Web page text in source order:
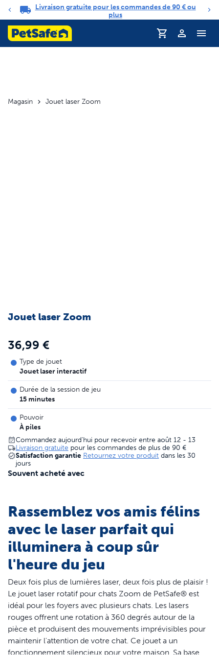
Carrousel de notifications
Livraison gratuite pour les commandes de 90 € ou
plus
Profil
Magasin Jouet laser Zoom
Jouet laser Zoom
36,99 €
Type de jouet
Jouet laser interactif
Durée de la session de jeu
15 minutes
Pouvoir
À piles
Commandez aujourd'hui pour recevoir entre août 12 - 13
Livraison gratuite pour les commandes de plus de 90 €
Satisfaction garantie Retournez votre produit dans les 30
jours
Souvent acheté avec
Rassemblez vos amis félins
avec le laser parfait qui
illuminera à coup sûr
l'heure du jeu
Deux fois plus de lumières laser, deux fois plus de plaisir !
Le jouet laser rotatif pour chats Zoom de PetSafe® est
idéal pour les foyers avec plusieurs chats. Les lasers
rouges offrent une rotation à 360 degrés autour de la
pièce et produisent des mouvements imprévisibles pour
maintenir l'attention de votre chat. Ce jouet a un
fonctionnement silencieux pour votre maison. Sa base